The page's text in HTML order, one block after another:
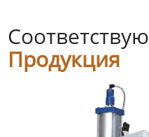
Продукция